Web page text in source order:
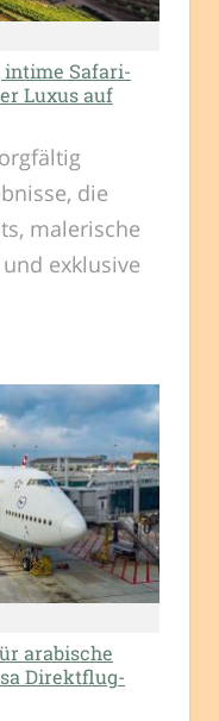
Safari-
Luxus auf
die
malerische
exklusive
arabische
Direktflug-